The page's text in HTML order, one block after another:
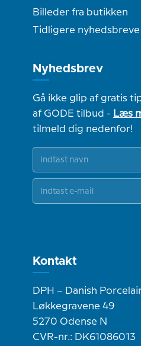
Billeder fra butikken
Tidligere nyhedsbreve
Nyhedsbrev
Gå ikke glip af gratis
af GODE tilbud - Læs
tilmeld dig nedenfor!
Kontakt
DPH – Danish
Løkkegravene 49
5270 Odense N
CVR-nr.: DK61086013